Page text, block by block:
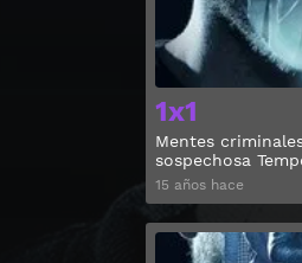
1x1
Mentes
sospechosa
15 años hace